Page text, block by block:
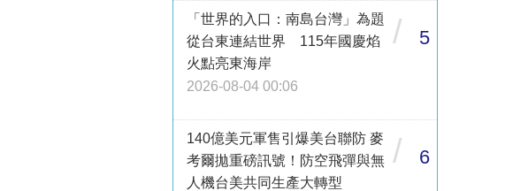
「世界的入口：南島台灣」為題
從台東連結世界 115年國慶焰
火點亮東海岸
2026-08-04 00:06
/ 5
140億美元軍售引爆美台聯防 麥
考爾拋重磅訊號！防空飛彈與無
人機台美共同生產大轉型
/ 6